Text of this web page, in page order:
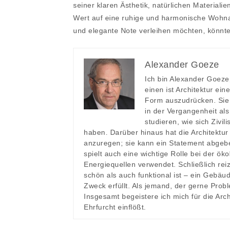
seiner klaren Ästhetik, natürlichen
Wert auf eine ruhige und harmonische
und elegante Note verleihen möchten,
Alexander Goeze
Ich bin Alexander
einen ist Architektur
Form auszudrücken.
in der Vergangenheit
studieren, wie sich
haben. Darüber hinaus hat die
anzuregen; sie kann ein Statement
spielt auch eine wichtige Rolle bei der
Energiequellen verwendet. Schließlich
schön als auch funktional ist – ein
Zweck erfüllt. Als jemand, der gerne
Insgesamt begeistere ich mich für die
Ehrfurcht einflößt.